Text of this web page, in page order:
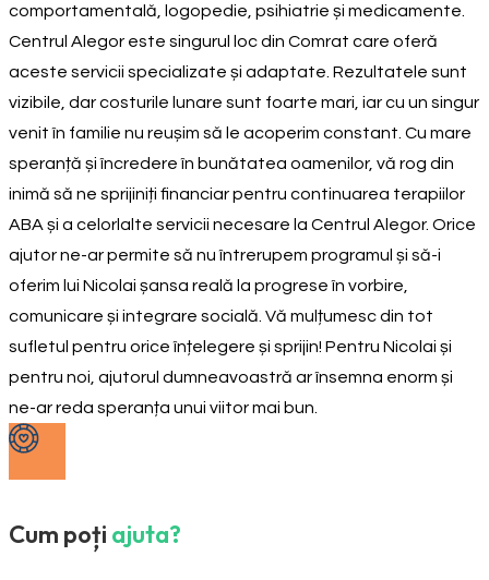
comportamentală, logopedie, psihiatrie și medicamente.
Centrul Alegor este singurul loc din Comrat care oferă
aceste servicii specializate și adaptate. Rezultatele sunt
vizibile, dar costurile lunare sunt foarte mari, iar cu un singur
venit în familie nu reușim să le acoperim constant. Cu mare
speranță și încredere în bunătatea oamenilor, vă rog din
inimă să ne sprijiniți financiar pentru continuarea terapiilor
ABA și a celorlalte servicii necesare la Centrul Alegor. Orice
ajutor ne-ar permite să nu întrerupem programul și să-i
oferim lui Nicolai șansa reală la progrese în vorbire,
comunicare și integrare socială. Vă mulțumesc din tot
sufletul pentru orice înțelegere și sprijin! Pentru Nicolai și
pentru noi, ajutorul dumneavoastră ar însemna enorm și
ne-ar reda speranța unui viitor mai bun.
Cum poți ajuta?